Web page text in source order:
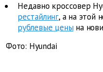
Недавно кроссовер
рестайлинг, а на этой
рублевые ценына
Фото: Hyundai